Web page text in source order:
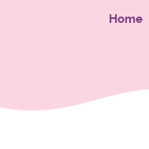
Home